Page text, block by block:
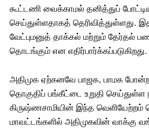
கூட்டணி வைக்காமல் தனித்துப்
செய்துள்ளதாகத் தெரிவித்துள்ளது.
வேட்புமனுத் தாக்கல் மற்றும் தேர்தல்
தொடங்கும் என எதிர்பார்க்கப்படுகிறது.
அதிமுக ஏற்கனவே பாஜக, பாமக
தொகுதிப் பங்கீட்டை உறுதி செய்துள்ள
கிருஷ்ணசாமியின் இந்த வெளியேற்றம்
மாவட்டங்களில் அதிமுகவின் வாக்கு